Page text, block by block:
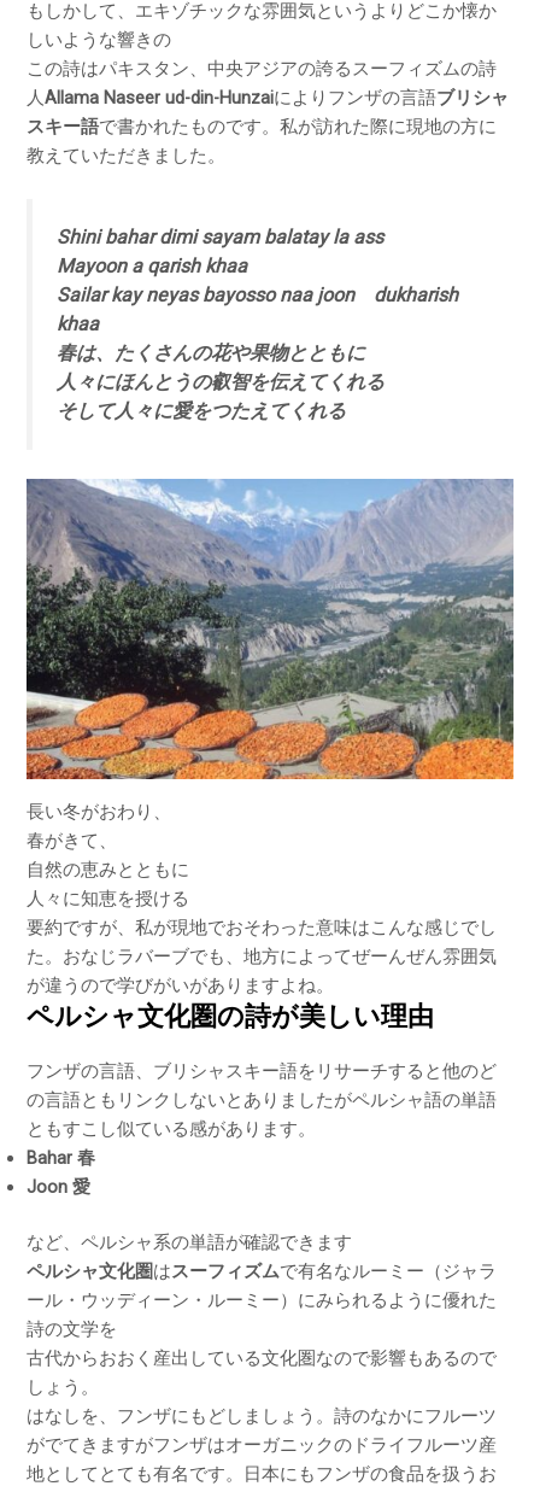
もしかして、エキゾチックな雰囲気というよりどこか懐か
しいような響きの
この詩はパキスタン、中央アジアの誇るスーフィズムの詩
人Allama Naseer ud-din-Hunzaiによりフンザの言語ブリシャ
スキー語で書かれたものです。私が訪れた際に現地の方に
教えていただきました。
Shini bahar dimi sayam balatay la ass
Mayoon a qarish khaa
Sailar kay neyas bayosso naa joon dukharish
khaa
春は、たくさんの花や果物とともに
人々にほんとうの叡智を伝えてくれる
そして人々に愛をつたえてくれる
長い冬がおわり、
春がきて、
自然の恵みとともに
人々に知恵を授ける
要約ですが、私が現地でおそわった意味はこんな感じでし
た。おなじラバーブでも、地方によってぜーんぜん雰囲気
が違うので学びがいがありますよね。
ペルシャ文化圏の詩が美しい理由
フンザの言語、ブリシャスキー語をリサーチすると他のど
の言語ともリンクしないとありましたがペルシャ語の単語
ともすこし似ている感があります。
Bahar 春
Joon 愛
など、ペルシャ系の単語が確認できます
ペルシャ文化圏はスーフィズムで有名なルーミー（ジャラ
ール・ウッディーン・ルーミー）にみられるように優れた
詩の文学を
古代からおおく産出している文化圏なので影響もあるので
しょう。
はなしを、フンザにもどしましょう。詩のなかにフルーツ
がでてきますがフンザはオーガニックのドライフルーツ産
地としてとても有名です。日本にもフンザの食品を扱うお